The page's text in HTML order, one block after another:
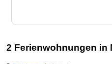
2 Ferienwohnungen in